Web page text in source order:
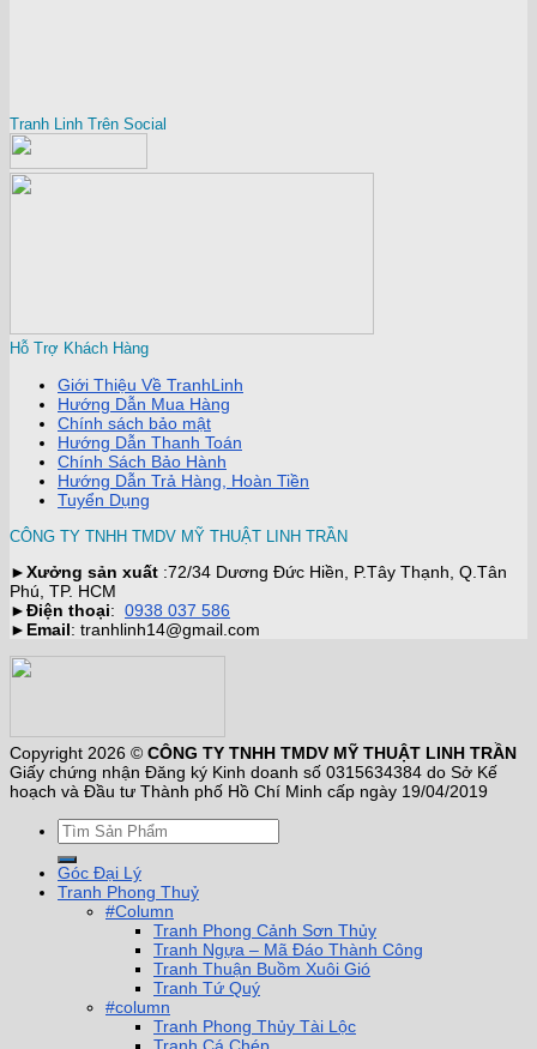
Tranh Linh Trên Social
Hỗ Trợ Khách Hàng
Giới Thiệu Về TranhLinh
Hướng Dẫn Mua Hàng
Chính sách bảo mật
Hướng Dẫn Thanh Toán
Chính Sách Bảo Hành
Hướng Dẫn Trả Hàng, Hoàn Tiền
Tuyển Dụng
CÔNG TY TNHH TMDV MỸ THUẬT LINH TRẦN
►Xưởng sản xuất :72/34 Dương Đức Hiền, P.Tây Thạnh, Q.Tân
Phú, TP. HCM
►Điện thoại: 0938 037 586
► Email: tranhlinh14@gmail.com
Copyright 2026 © CÔNG TY TNHH TMDV MỸ THUẬT LINH TRẦN
Giấy chứng nhận Đăng ký Kinh doanh số 0315634384 do Sở Kế
hoạch và Đầu tư Thành phố Hồ Chí Minh cấp ngày 19/04/2019
Góc Đại Lý
Tranh Phong Thuỷ
#Column
Tranh Phong Cảnh Sơn Thủy
Tranh Ngựa – Mã Đáo Thành Công
Tranh Thuận Buồm Xuôi Gió
Tranh Tứ Quý
#column
Tranh Phong Thủy Tài Lộc
Tranh Cá Chép